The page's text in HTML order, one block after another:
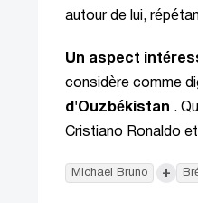
autour de lui,
Un aspect
considère comme
d'Ouzbékistan .
Cristiano Ronaldo
Michael Bruno +